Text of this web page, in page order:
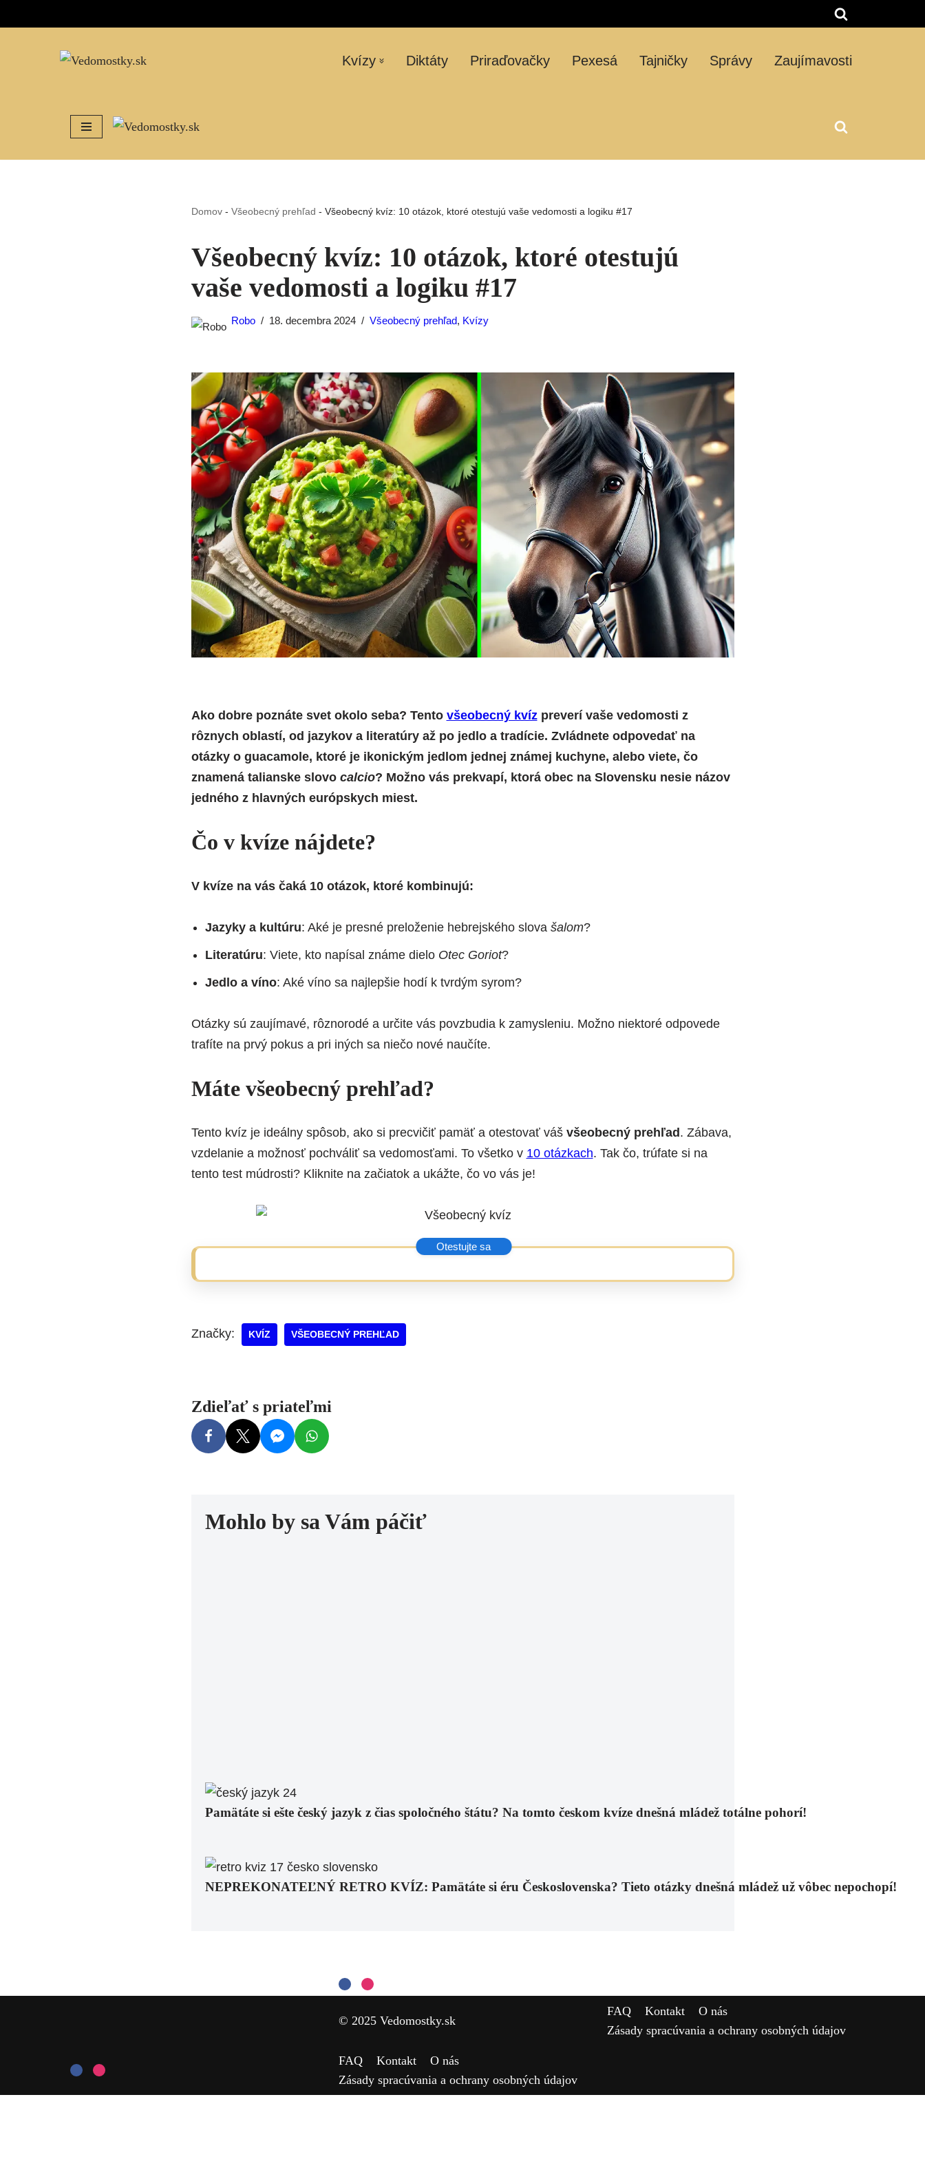
Kvízy Diktáty Priraďovačky Pexesá Tajničky Správy Zaujímavosti
Domov- Všeobecný prehľad - Všeobecný kvíz: 10 otázok, ktoré otestujú vaše vedomosti a logiku #17
Všeobecný kvíz: 10 otázok, ktoré otestujú
vaše vedomosti a logiku #17
Robo 18. decembra 2024 Všeobecný prehľad, Kvízy
Ako dobre poznáte svet okolo seba? Tento všeobecný kvízpreverí vaše vedomosti z
rôznych oblastí, od jazykov a literatúry až po jedlo a tradície. Zvládnete odpovedať na
otázky o guacamole, ktoré je ikonickým jedlom jednej známej kuchyne, alebo viete, čo
znamená talianske slovo calcio? Možno vás prekvapí, ktorá obec na Slovensku nesie názov
jedného z hlavných európskych miest.
Čo v kvíze nájdete?
V kvíze na vás čaká 10 otázok, ktoré kombinujú:
Jazyky a kultúru: Aké je presné preloženie hebrejského slova šalom?
Literatúru: Viete, kto napísal známe dielo Otec Goriot?
Jedlo a víno: Aké víno sa najlepšie hodí k tvrdým syrom?
Otázky sú zaujímavé, rôznorodé a určite vás povzbudia k zamysleniu. Možno niektoré odpovede
trafíte na prvý pokus a pri iných sa niečo nové naučíte.
Máte všeobecný prehľad?
Tento kvíz je ideálny spôsob, ako si precvičiť pamäť a otestovať váš všeobecný prehľad . Zábava,
vzdelanie a možnosť pochváliť sa vedomosťami. To všetko v 10 otázkach. Tak čo, trúfate si na
tento test múdrosti? Kliknite na začiatok a ukážte, čo vo vás je!
Značky: KVÍZ VŠEOBECNÝ PREHĽAD
Zdieľať s priateľmi
Mohlo by sa Vám páčiť
Pamätáte si ešte český jazyk z čias spoločného štátu? Na tomto českom kvíze dnešná mládež totálne pohorí!
NEPREKONATEĽNÝ RETRO KVÍZ: Pamätáte si éru Československa? Tieto otázky dnešná mládež už vôbec nepochopí!
© 2025 Vedomostky.sk
FAQ Kontakt
O nás
Zásady spracúvania a ochrany osobných údajov
FAQ Kontakt
O nás
Zásady spracúvania a ochrany osobných údajov